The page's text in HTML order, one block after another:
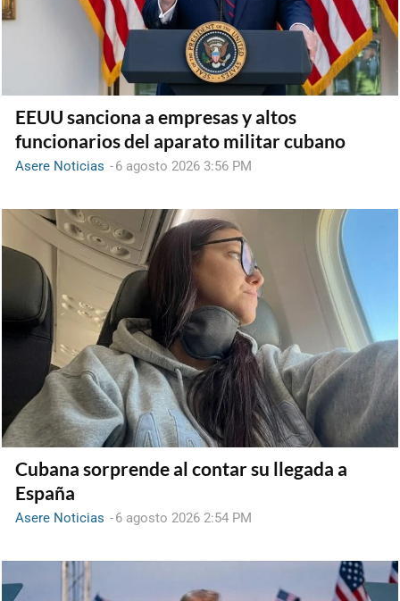
EEUU sanciona a empresas y altos
funcionarios del aparato militar cubano
Asere Noticias -6 agosto 2026 3:56 PM
Cubana sorprende al contar su llegada a
España
Asere Noticias -6 agosto 2026 2:54 PM